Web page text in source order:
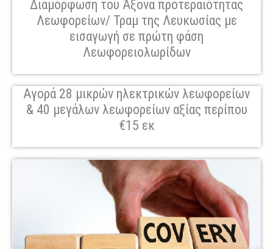
Διαμόρφωση του Άξονα προτεραιότητας
Λεωφορείων/ Τραμ της Λευκωσίας με
εισαγωγή σε πρώτη φάση
Λεωφορειολωρίδων
Aγορά 28 μικρών ηλεκτρικών λεωφορείων
& 40 μεγάλων λεωφορείων αξίας περίπου
€15 εκ